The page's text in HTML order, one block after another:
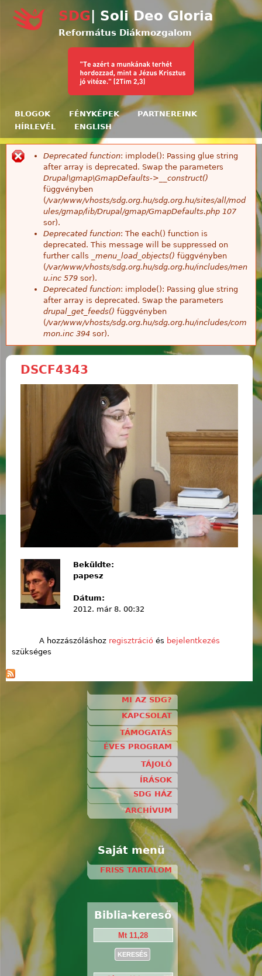
Ugrás a tartalomra
SDG | Soli Deo Gloria
Református Diákmozgalom
BLOGOK FÉNYKÉPEK
PARTNEREINK
HÍRLEVÉL
ENGLISH
Hibaüzenet
Deprecated function: implode(): Passing glue string
after array is deprecated. Swap the parameters
Drupal\gmap\GmapDefaults->__construct()
függvényben
(/var/www/vhosts/sdg.org.hu/sdg.org.hu/sites/all/mod
ules/gmap/lib/Drupal/gmap/GmapDefaults.php 107
sor).
Deprecated function: The each() function is
deprecated. This message will be suppressed on
further calls
_menu_load_objects() függvényben
(/var/www/vhosts/sdg.org.hu/sdg.org.hu/includes/men
u.inc 579 sor).
Deprecated function: implode(): Passing glue string
after array is deprecated. Swap the parameters
drupal_get_feeds() függvényben
(/var/www/vhosts/sdg.org.hu/sdg.org.hu/includes/com
mon.inc 394 sor).
DSCF4343
Beküldte:
papesz
Dátum:
2012. már 8. 00:32
A hozzászóláshoz regisztrációés bejelentkezés
szükséges
MI AZ SDG?
KAPCSOLAT
TÁMOGATÁS
ÉVES PROGRAM
TÁJOLÓ
ÍRÁSOK
SDG HÁZ
ARCHÍVUM
Saját menü
FRISS TARTALOM
Biblia-kereső